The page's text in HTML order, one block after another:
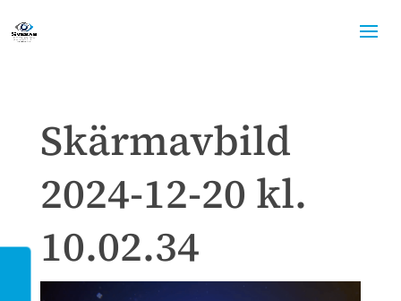
Skärmavbild
2024-12-20 kl.
10.02.34